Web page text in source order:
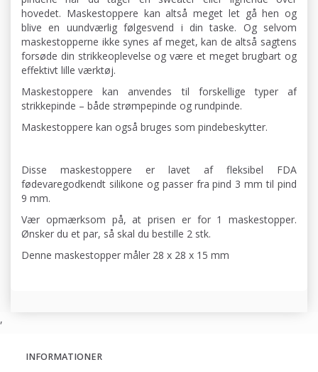
hovedet. Maskestoppere kan altså meget let gå hen og
blive en uundværlig følgesvend i din taske. Og selvom
maskestopperne ikke synes af meget, kan de altså sagtens
forsøde din strikkeoplevelse og være et meget brugbart og
effektivt lille værktøj.
Maskestoppere kan anvendes til forskellige typer af
strikkepinde – både strømpepinde og rundpinde.
Maskestoppere kan også bruges som pindebeskytter.
Disse maskestoppere er lavet af fleksibel FDA
fødevaregodkendt silikone og passer fra pind 3 mm til pind
9 mm.
Vær opmærksom på, at prisen er for 1 maskestopper.
Ønsker du et par, så skal du bestille 2 stk.
Denne maskestopper måler 28 x 28 x 15 mm
,
INFORMATIONER